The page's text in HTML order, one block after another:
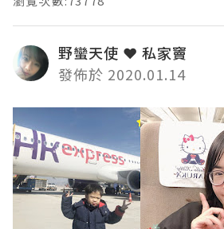
野蠻天使 ❤ 私家竇
發佈於 2020.01.14